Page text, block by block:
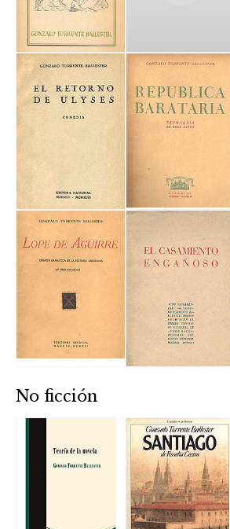
No ficción